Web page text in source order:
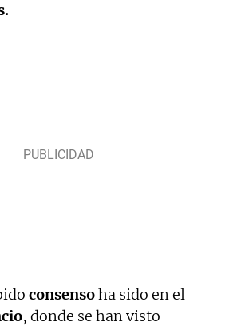
consensoha sido en el
, donde se han visto